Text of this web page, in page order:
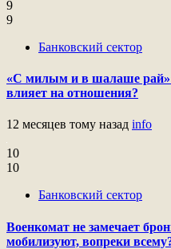
9
9
Банковский сектор
«С милым и в шалаше
влияет на отношения?
12 месяцев тому назад info
10
10
Банковский сектор
Военкомат не замечает
мобилизуют, вопреки